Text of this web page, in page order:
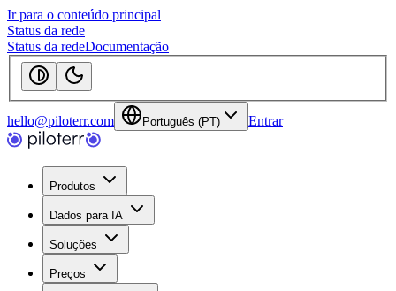
Ir para o conteúdo principal
Status da rede
Status da redeDocumentação
hello@piloterr.com Português (PT) Entrar
Produtos
Dados para IA
Soluções
Preços